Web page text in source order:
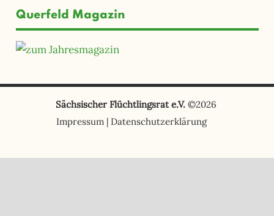
Querfeld Magazin
Sächsischer Flüchtlingsrat e.V. ©2026
Impressum | Datenschutzerklärung